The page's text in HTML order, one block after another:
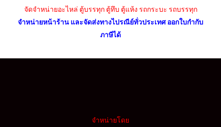
จัดจำหน่ายอะไหล่ ตู้บรรทุก ตู้ทึบ ตู้แห้ง รถกระบะ รถบรรทุก
จำหน่ายหน้าร้าน และจัดส่งทางไปรณีย์ทั่วประเทศ ออกใบกำกับ
ภาษีได้
จำหน่ายโดย